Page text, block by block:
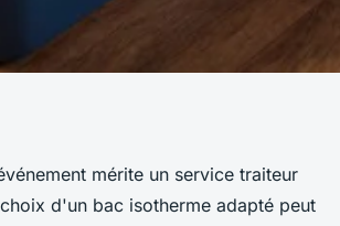
le bac isotherme
pour vos
mérite un service traiteur
d'un bac isotherme adapté peut